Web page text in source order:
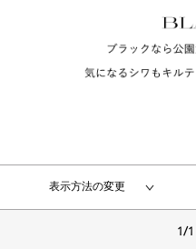
表示方法の変更
1/1